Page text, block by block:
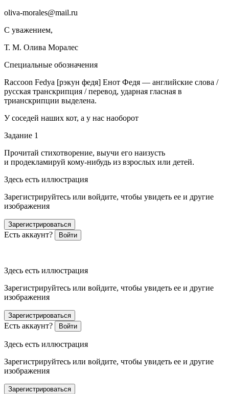
oliva-morales@mail.ru
С уважением,
Т. М. Олива Моралес
Специальные обозначения
Raccoon Fedya [рэкун федя] Енот Федя — английские слова /
русская транскрипция / перевод, ударная гласная в
трианскрипции выделена.
У соседей наших кот, а у нас наоборот
Задание 1
Прочитай стихотворение, выучи его наизусть
и продекламируй кому-нибудь из взрослых или детей.
Здесь есть иллюстрация
Зарегистрируйтесь или войдите, чтобы увидеть ее и другие
изображения
Зарегистрироваться
Есть аккаунт? Войти
Здесь есть иллюстрация
Зарегистрируйтесь или войдите, чтобы увидеть ее и другие
изображения
Зарегистрироваться
Есть аккаунт? Войти
Здесь есть иллюстрация
Зарегистрируйтесь или войдите, чтобы увидеть ее и другие
изображения
Зарегистрироваться